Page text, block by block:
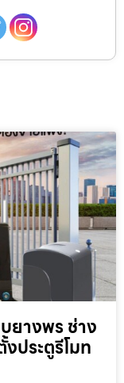
ยางพร ช่าง
ประตูรีโมท